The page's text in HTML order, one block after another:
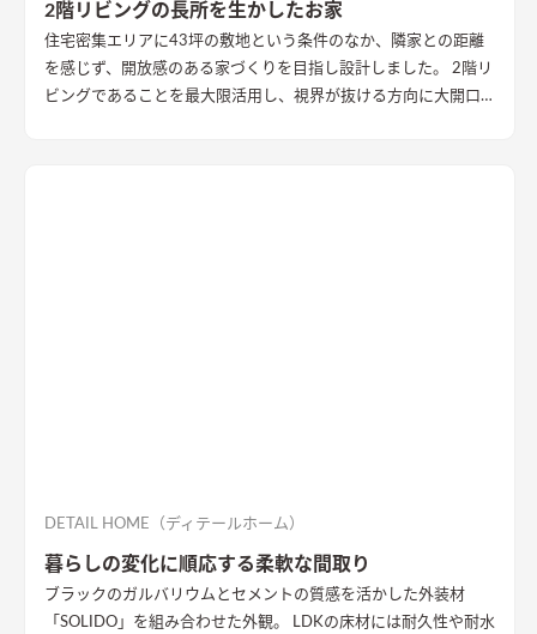
2階リビングの長所を生かしたお家
住宅密集エリアに43坪の敷地という条件のなか、隣家との距離
を感じず、開放感のある家づくりを目指し設計しました。 2階リ
ビングであることを最大限活用し、視界が抜ける方向に大開口
DETAIL HOME（ディテールホーム）
暮らしの変化に順応する柔軟な間取り
ブラックのガルバリウムとセメントの質感を活かした外装材
「SOLIDO」を組み合わせた外観。 LDKの床材には耐久性や耐水